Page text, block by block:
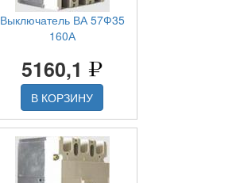
Выключатель ВА 57Ф35
160А
5160,1
В КОРЗИНУ